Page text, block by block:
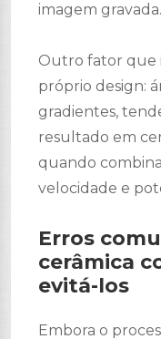
imagem gravada.
Outro fator que
próprio design:
gradientes,
resultado em
quando
velocidade e
Erros
cerâmica
evitá-los
Embora o